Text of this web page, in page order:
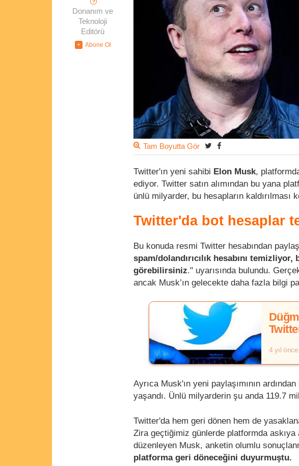
?
Donanım ve
Teknoloji
Editörü
Tam Boyutta Gör
Twitter'ın yeni sahibi Elon Musk,
ediyor. Twitter satın alımından bu yana
ünlü milyarder, bu hesapların kaldırılması
Twitter'da bot hesaplar
Bu konuda resmi Twitter hesabından
spam/dolandırıcılık hesabını
görebilirsiniz." uyarısında bulundu.
ancak Musk’ın gelecekte daha fazla bilgi
4 yıl
Ayrıca Musk'ın yeni paylaşımının ardından
yaşandı. Ünlü milyarderin şu anda 119.7
Twitter'da hem geri dönen hem de
Zira geçtiğimiz günlerde platformda
düzenleyen Musk, anketin olumlu
platforma geri döneceğini duyurmuştu.